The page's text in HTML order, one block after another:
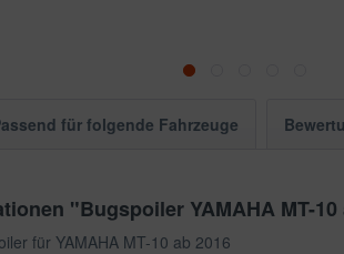
für folgende Fahrzeuge
"Bugspoiler YAMAHA MT-10
für YAMAHA MT-10 ab 2016